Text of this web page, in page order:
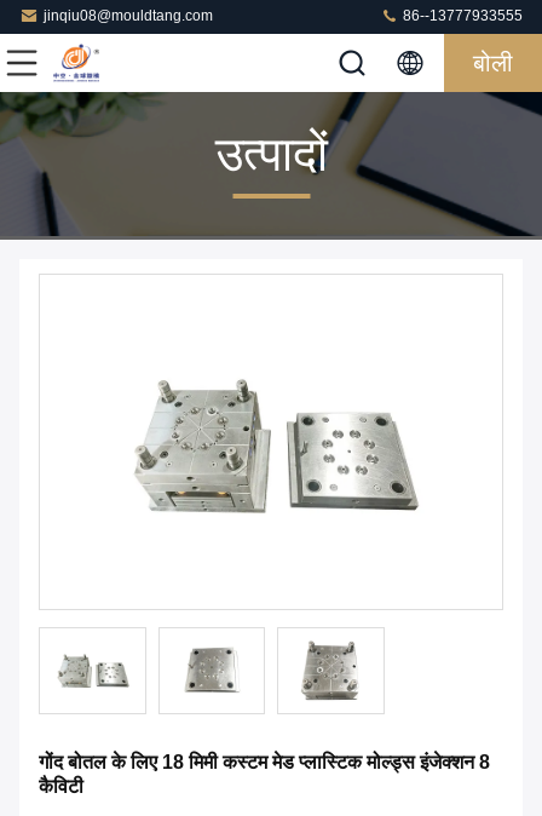
jinqiu08@mouldtang.com 86--13777933555
बोली
उत्पादों
गोंद बोतल के लिए 18 मिमी कस्टम मेड प्लास्टिक मोल्ड्स इंजेक्शन 8
कैविटी